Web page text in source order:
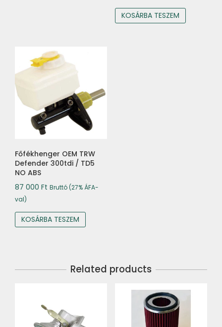
KOSÁRBA TESZEM
Főfékhenger OEM TRW
Defender 300tdi / TD5
NO ABS
87 000 Ft Bruttó (27% ÁFA-
val)
KOSÁRBA TESZEM
Related products